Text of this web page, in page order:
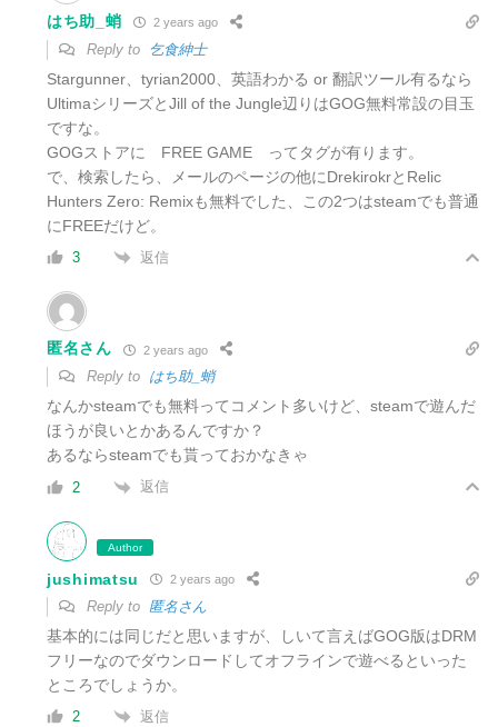
はち助_蛸 2 years ago
Reply to 乞食紳士
Stargunner、tyrian2000、英語わかる or 翻訳ツール有るなら
UltimaシリーズとJill of the Jungle辺りはGOG無料常設の目玉
ですな。
GOGストアに FREE GAME ってタグが有ります。
で、検索したら、メールのページの他にDrekirokrとRelic
Hunters Zero: Remixも無料でした、この2つはsteamでも普通
にFREEだけど。
3 返信
匿名さん 2 years ago
Reply to はち助_蛸
なんかsteamでも無料ってコメント多いけど、steamで遊んだ
ほうが良いとかあるんですか？
あるならsteamでも貰っておかなきゃ
2 返信
Author
jushimatsu 2 years ago
Reply to 匿名さん
基本的には同じだと思いますが、しいて言えばGOG版はDRM
フリーなのでダウンロードしてオフラインで遊べるといった
ところでしょうか。
2 返信